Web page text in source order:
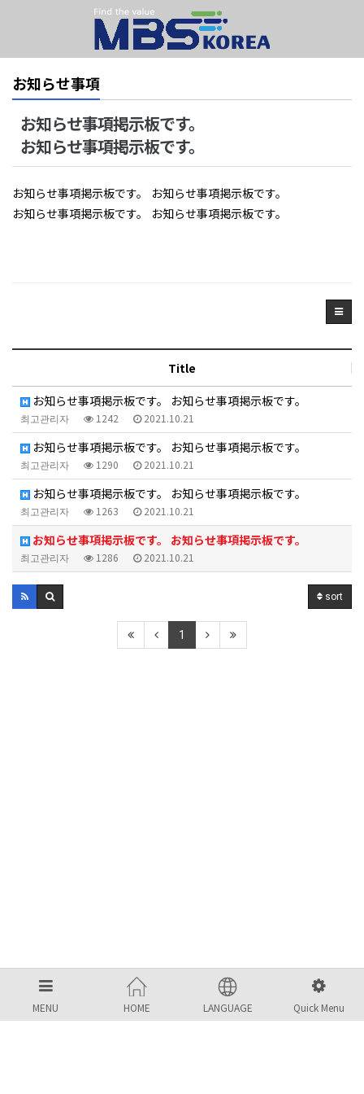
HOME
MENU LANGUAGE Quick Menu
お知らせ事項
お知らせ事項掲示板です。
お知らせ事項掲示板です。
お知らせ事項掲示板です。 お知らせ事項掲示板です。
お知らせ事項掲示板です。 お知らせ事項掲示板です。
Title
お知らせ事項掲示板です。 お知らせ事項掲示板です。
최고관리자 1242 2021.10.21
お知らせ事項掲示板です。 お知らせ事項掲示板です。
최고관리자 1290 2021.10.21
お知らせ事項掲示板です。 お知らせ事項掲示板です。
최고관리자 1263 2021.10.21
お知らせ事項掲示板です。 お知らせ事項掲示板です。
최고관리자 1286 2021.10.21
sort
1